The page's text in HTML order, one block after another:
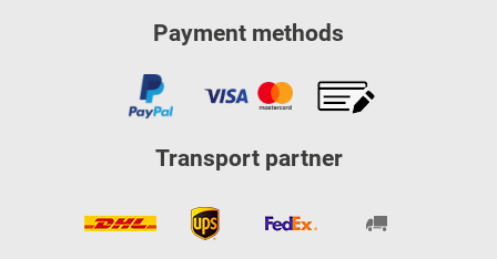
Payment methods
Transport partner